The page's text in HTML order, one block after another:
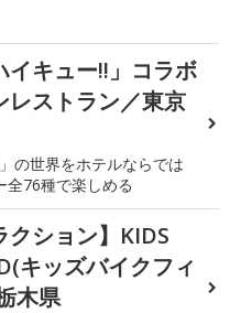
イキュー!!」コラボ
レストラン／東京
の世界をホテルならでは
全76種で楽しめる
クション】KIDS
キッズバイクフィ
木県